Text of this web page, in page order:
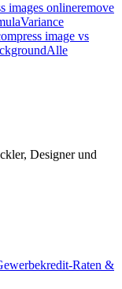
images onlineremove
Variance
image vs
Alle
Designer und
Raten &